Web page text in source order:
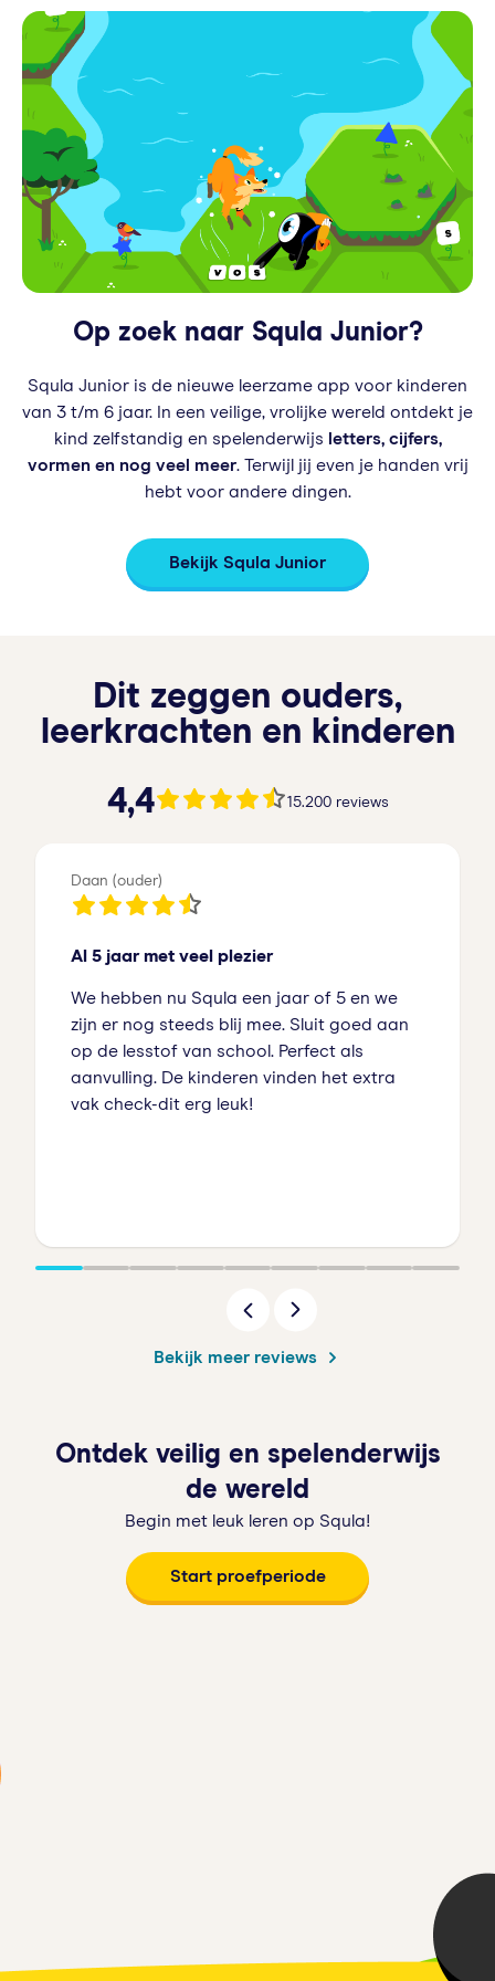
Op zoek naar Squla Junior?
Squla Junior is de nieuwe leerzame app voor kinderen
van 3 t/m 6 jaar. In een veilige, vrolijke wereld ontdekt je
kind zelfstandig en spelenderwijs letters, cijfers,
vormen en nog veel meer. Terwijl jij even je handen vrij
hebt voor andere dingen.
Bekijk Squla Junior
Dit zeggen ouders,
leerkrachten en kinderen
4,44.4 van de 5 sterren
15.200 reviews
Daan (ouder)
Al 5 jaar met veel plezier
We hebben nu Squla een jaar of 5 en we
zijn er nog steeds blij mee. Sluit goed aan
op de lesstof van school. Perfect als
aanvulling. De kinderen vinden het extra
vak check-dit erg leuk!
Bekijk meer reviews
Ontdek veilig en spelenderwijs
de wereld
Begin met leuk leren op Squla!
Start proefperiode